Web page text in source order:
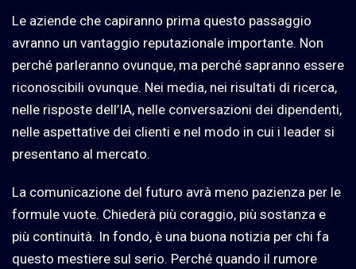
Le aziende che capiranno prima questo passaggio
avranno un vantaggio reputazionale importante. Non
perché parleranno ovunque, ma perché sapranno essere
riconoscibili ovunque. Nei media, nei risultati di ricerca,
nelle risposte dell’IA, nelle conversazioni dei dipendenti,
nelle aspettative dei clienti e nel modo in cui i leader si
presentano al mercato.
La comunicazione del futuro avrà meno pazienza per le
formule vuote. Chiederà più coraggio, più sostanza e
più continuità. In fondo, è una buona notizia per chi fa
questo mestiere sul serio. Perché quando il rumore